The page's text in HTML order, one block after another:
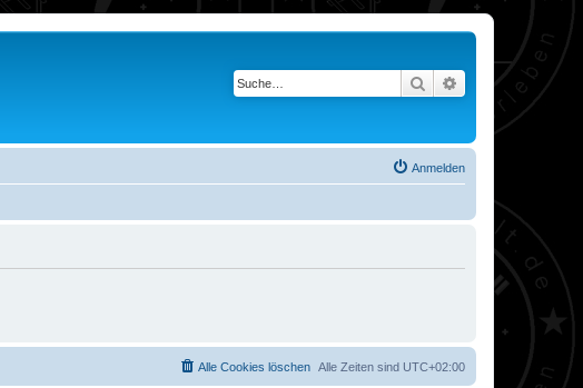
Suche Erweiterte Suche
Anmelden
Alle Zeiten sind UTC+02:00
Alle Cookies löschen